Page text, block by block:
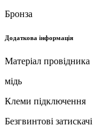
Бронза
Додаткова інформація
Матеріал провідника
мідь
Клеми підключення
Безгвинтові затискачі